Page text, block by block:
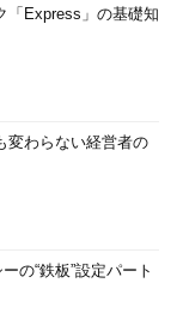
「Express」の基礎知
変わらない経営者の
の“鉄板”設定パート